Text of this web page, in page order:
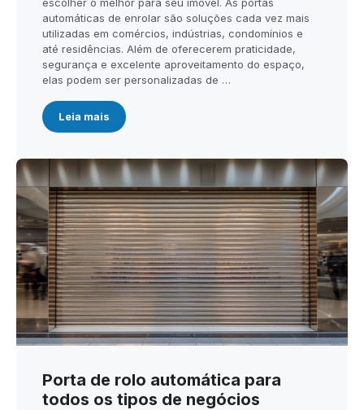
escolher o melhor para seu imóvel. As portas
automáticas de enrolar são soluções cada vez mais
utilizadas em comércios, indústrias, condomínios e
até residências. Além de oferecerem praticidade,
segurança e excelente aproveitamento do espaço,
elas podem ser personalizadas de …
Leia mais
Porta de rolo automática para
todos os tipos de negócios